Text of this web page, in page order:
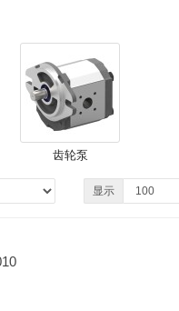
齿轮泵
显示